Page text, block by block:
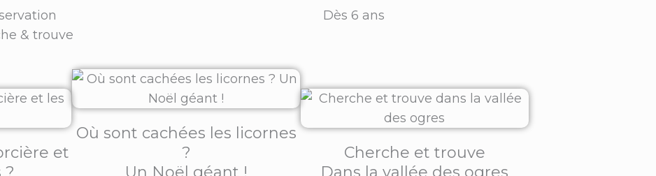
& trouve
Dès 6 ans
et
?
Où sont cachées les licornes
?
Un Noël géant !
Cherche et trouve
Dans la vallée des ogres